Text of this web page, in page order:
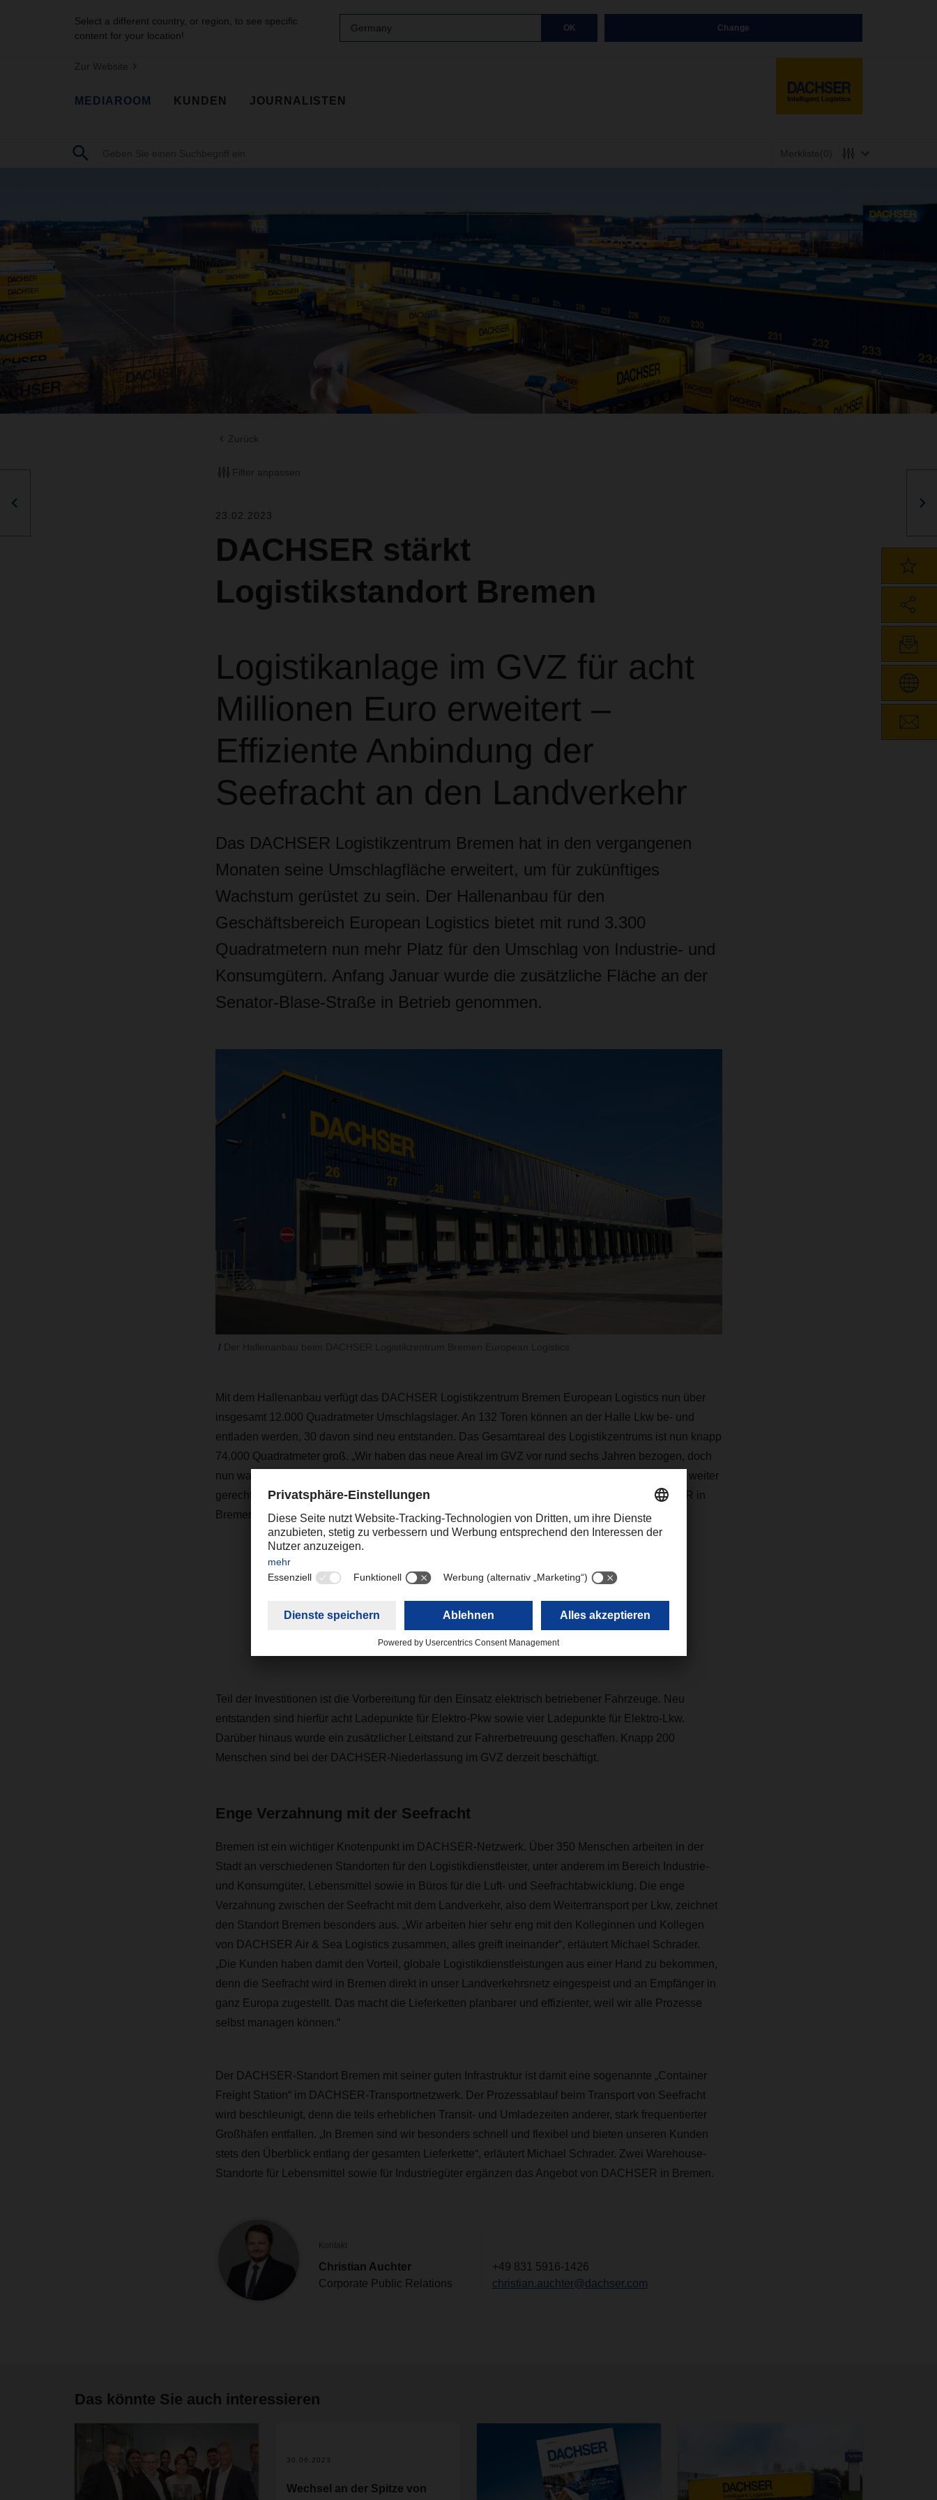
Select a different country, or region, to see specific
content for your location!
Germany OK Change
Zur Website
MEDIAROOM KUNDEN JOURNALISTEN
Merkliste(0)
Zurück
Filter anpassen
23.02.2023
DACHSER stärkt
Logistikstandort Bremen
Logistikanlage im GVZ für acht
Millionen Euro erweitert –
Effiziente Anbindung der
Seefracht an den Landverkehr
Das DACHSER Logistikzentrum Bremen hat in den vergangenen
Monaten seine Umschlagfläche erweitert, um für zukünftiges
Wachstum gerüstet zu sein. Der Hallenanbau für den
Geschäftsbereich European Logistics bietet mit rund 3.300
Quadratmetern nun mehr Platz für den Umschlag von Industrie- und
Konsumgütern. Anfang Januar wurde die zusätzliche Fläche an der
Senator-Blase-Straße in Betrieb genommen.
Mit dem Hallenanbau verfügt das DACHSER Logistikzentrum Bremen European Logistics nun über
insgesamt 12.000 Quadratmeter Umschlagslager. An 132 Toren können an der Halle Lkw be- und
entladen werden, 30 davon sind neu entstanden. Das Gesamtareal des Logistikzentrums ist nun knapp
74.000 Quadratmeter groß. „Wir haben das neue Areal im GVZ vor rund sechs Jahren bezogen, doch
nun war es Zeit, mehr Platz zu schaffen, um dem wachsenden Sendungsaufkommen in Bremen weiter
gerecht zu werden“, sagt Michael Schrader, General Manager European Logistics bei DACHSER in
Bremen.
“Mit dem Neubau sind wir für die Zukunft gut
aufgestellt.”
Michael Schrader, General Manager European Logistics, DACHSER Bremen
Teil der Investitionen ist die Vorbereitung für den Einsatz elektrisch betriebener Fahrzeuge. Neu
entstanden sind hierfür acht Ladepunkte für Elektro-Pkw sowie vier Ladepunkte für Elektro-Lkw.
Darüber hinaus wurde ein zusätzlicher Leitstand zur Fahrerbetreuung geschaffen. Knapp 200
Menschen sind bei der DACHSER-Niederlassung im GVZ derzeit beschäftigt.
Enge Verzahnung mit der Seefracht
Bremen ist ein wichtiger Knotenpunkt im DACHSER-Netzwerk. Über 350 Menschen arbeiten in der
Stadt an verschiedenen Standorten für den Logistikdienstleister, unter anderem im Bereich Industrie-
und Konsumgüter, Lebensmittel sowie in Büros für die Luft- und Seefrachtabwicklung. Die enge
Verzahnung zwischen der Seefracht mit dem Landverkehr, also dem Weitertransport per Lkw, zeichnet
den Standort Bremen besonders aus. „Wir arbeiten hier sehr eng mit den Kolleginnen und Kollegen
von DACHSER Air & Sea Logistics zusammen, alles greift ineinander“, erläutert Michael Schrader.
„Die Kunden haben damit den Vorteil, globale Logistikdienstleistungen aus einer Hand zu bekommen,
denn die Seefracht wird in Bremen direkt in unser Landverkehrsnetz eingespeist und an Empfänger in
ganz Europa zugestellt. Das macht die Lieferketten planbarer und effizienter, weil wir alle Prozesse
selbst managen können.“
Der DACHSER-Standort Bremen mit seiner guten Infrastruktur ist damit eine sogenannte „Container
Freight Station“ im DACHSER-Transportnetzwerk. Der Prozessablauf beim Transport von Seefracht
wird beschleunigt, denn die teils erheblichen Transit- und Umladezeiten anderer, stark frequentierter
Großhäfen entfallen. „In Bremen sind wir besonders schnell und flexibel und bieten unseren Kunden
stets den Überblick entlang der gesamten Lieferkette“, erläutert Michael Schrader. Zwei Warehouse-
Standorte für Lebensmittel sowie für Industriegüter ergänzen das Angebot von DACHSER in Bremen.
Kontakt
Christian Auchter
Corporate Public Relations
+49 831 5916-1426
christian.auchter@dachser.com
Das könnte Sie auch interessieren
30.06.2023
Wechsel an der Spitze von